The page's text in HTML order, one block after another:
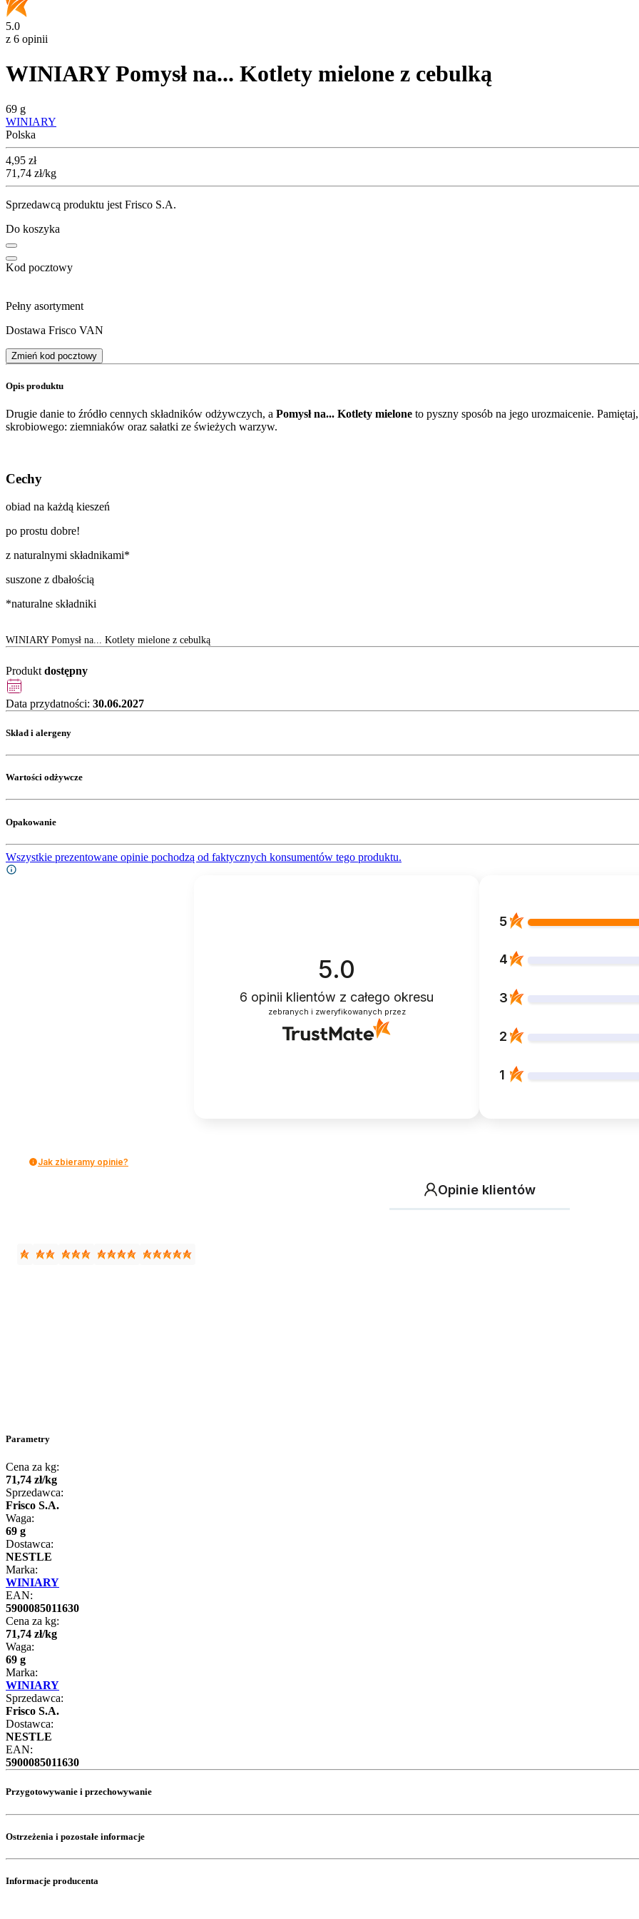
5.0
z 6 opinii
WINIARY Pomysł na... Kotlety mielone z cebulką
69 g
WINIARY
Polska
Cena
4,95 zł
71,74 zł/kg
Sprzedawcą produktu jest Frisco S.A.
Do koszyka
Kod pocztowy
Pełny asortyment
Dostawa Frisco VAN
Zmień kod pocztowy
Opis produktu
Drugie danie to źródło cennych składników odżywczych, a Pomysł na... Kotlety mielone to pyszny sposób na jego urozmaicenie.
skrobiowego: ziemniaków oraz sałatki ze świeżych warzyw.
Cechy
obiad na każdą kieszeń
po prostu dobre!
z naturalnymi składnikami*
suszone z dbałością
*naturalne składniki
WINIARY Pomysł na... Kotlety mielone z cebulką
Produkt dostępny
Data przydatności: 30.06.2027
Skład i alergeny
Wartości odżywcze
Opakowanie
Wszystkie prezentowane opinie pochodzą od faktycznych konsumentów tego produktu.
5.0
6 opinii klientów z całego okresu
zebranych i zweryfikowanych przez
5
4
3
2
1
Jak zbieramy opinie?
Opinie klientów
Parametry
Cena za kg:
71,74 zł/kg
Sprzedawca:
Frisco S.A.
Waga:
69 g
Dostawca:
NESTLE
Marka:
WINIARY
EAN:
5900085011630
Cena za kg:
71,74 zł/kg
Waga:
69 g
Marka:
WINIARY
Sprzedawca:
Frisco S.A.
Dostawca:
NESTLE
EAN:
5900085011630
Przygotowywanie i przechowywanie
Ostrzeżenia i pozostałe informacje
Informacje producenta